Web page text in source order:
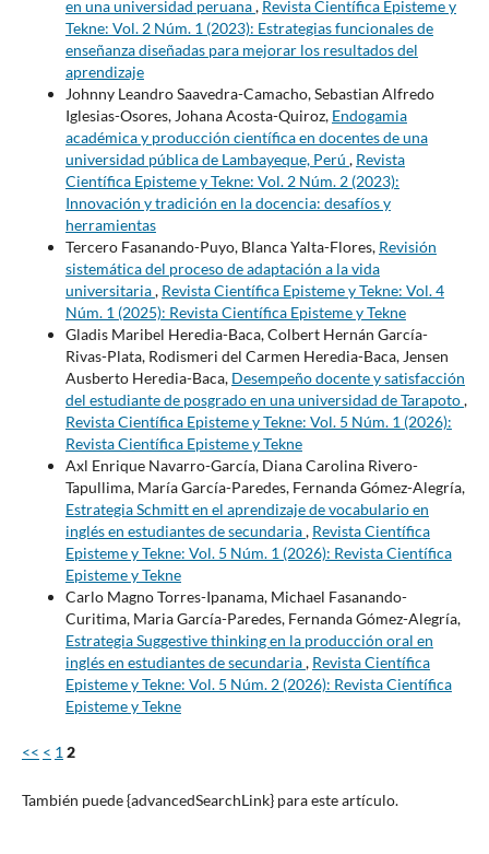
en una universidad peruana, Revista Científica Episteme y
Tekne: Vol. 2 Núm. 1 (2023): Estrategias funcionales de
enseñanza diseñadas para mejorar los resultados del
aprendizaje
Johnny Leandro Saavedra-Camacho, Sebastian Alfredo
Iglesias-Osores, Johana Acosta-Quiroz, Endogamia
académica y producción científica en docentes de una
universidad pública de Lambayeque, Perú , Revista
Científica Episteme y Tekne: Vol. 2 Núm. 2 (2023):
Innovación y tradición en la docencia: desafíos y
herramientas
Tercero Fasanando-Puyo, Blanca Yalta-Flores, Revisión
sistemática del proceso de adaptación a la vida
universitaria, Revista Científica Episteme y Tekne: Vol. 4
Núm. 1 (2025): Revista Científica Episteme y Tekne
Gladis Maribel Heredia-Baca, Colbert Hernán García-
Rivas-Plata, Rodismeri del Carmen Heredia-Baca, Jensen
Ausberto Heredia-Baca, Desempeño docente y satisfacción
del estudiante de posgrado en una universidad de Tarapoto,
Revista Científica Episteme y Tekne: Vol. 5 Núm. 1 (2026):
Revista Científica Episteme y Tekne
Axl Enrique Navarro-García, Diana Carolina Rivero-
Tapullima, María García-Paredes, Fernanda Gómez-Alegría,
Estrategia Schmitt en el aprendizaje de vocabulario en
inglés en estudiantes de secundaria, Revista Científica
Episteme y Tekne: Vol. 5 Núm. 1 (2026): Revista Científica
Episteme y Tekne
Carlo Magno Torres-Ipanama, Michael Fasanando-
Curitima, Maria García-Paredes, Fernanda Gómez-Alegría,
Estrategia Suggestive thinking en la producción oral en
inglés en estudiantes de secundaria, Revista Científica
Episteme y Tekne: Vol. 5 Núm. 2 (2026): Revista Científica
Episteme y Tekne
<< < 1 2
También puede {advancedSearchLink} para este artículo.